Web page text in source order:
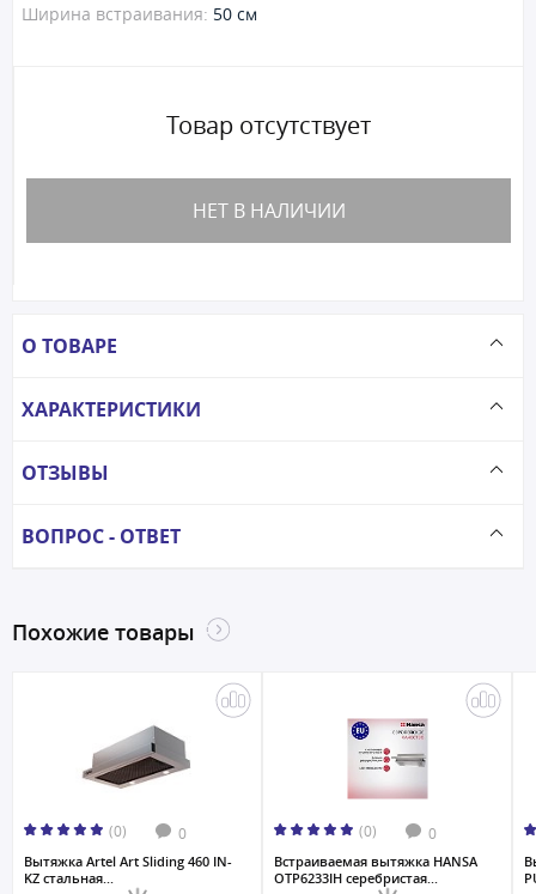
Ширина встраивания: 50 см
Товар отсутствует
НЕТ В НАЛИЧИИ
О ТОВАРЕ
ХАРАКТЕРИСТИКИ
ОТЗЫВЫ
ВОПРОС - ОТВЕТ
Похожие товары
(0) 0
Вытяжка Artel Art Sliding 460 IN-
KZ стальная...
(0) 0
Встраиваемая вытяжка HANSA
OTP6233IH серебристая...